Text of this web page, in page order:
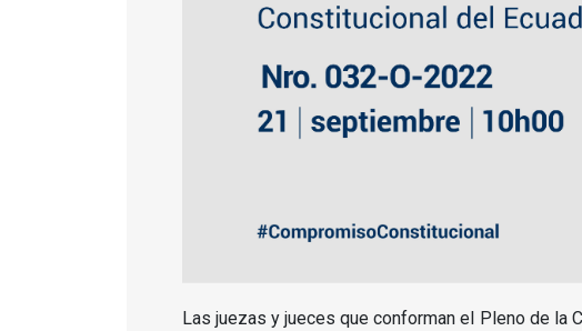
Las juezas y jueces que conforman el Pleno de la